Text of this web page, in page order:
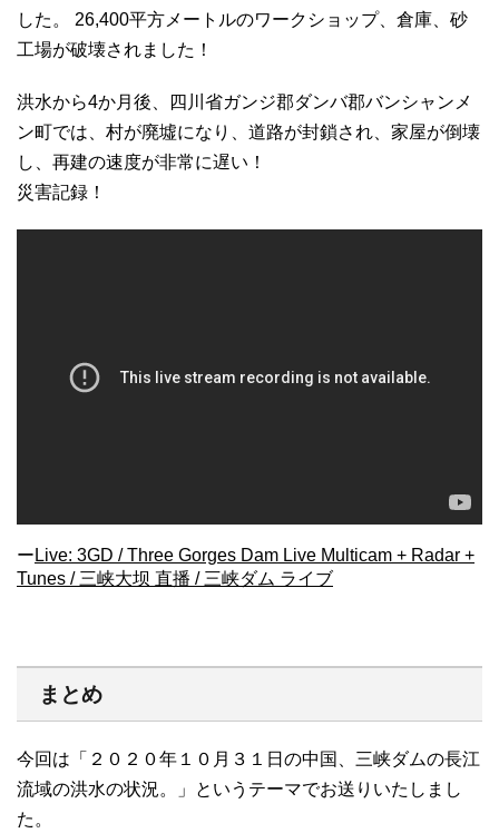
した。 26,400平方メートルのワークショップ、倉庫、砂
工場が破壊されました！
洪水から4か月後、四川省ガンジ郡ダンバ郡バンシャンメ
ン町では、村が廃墟になり、道路が封鎖され、家屋が倒壊
し、再建の速度が非常に遅い！
災害記録！
ー Live: 3GD / Three Gorges Dam Live Multicam + Radar +
Tunes / 三峡大坝 直播 / 三峡ダム ライブ
まとめ
今回は「２０２０年１０月３１日の中国、三峡ダムの長江
流域の洪水の状況。」というテーマでお送りいたしまし
た。